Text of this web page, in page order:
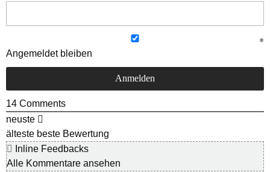
Angemeldet bleiben
14 Comments
neuste
älteste beste Bewertung
Inline Feedbacks
Alle Kommentare ansehen